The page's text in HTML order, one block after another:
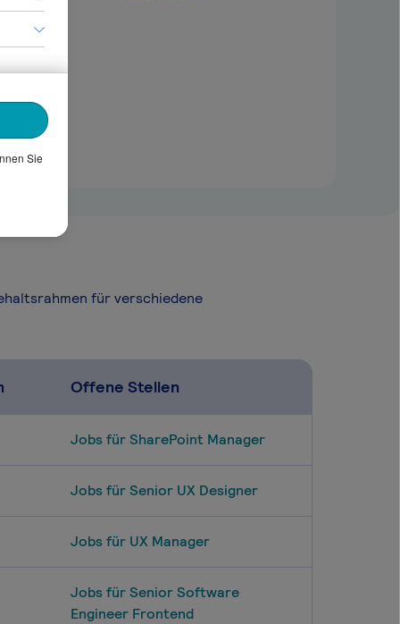
für verschiedene
Offene Stellen
Jobs für SharePoint Manager
Jobs für Senior UX Designer
Jobs für UX Manager
Jobs für Senior Software
Engineer Frontend
Sie